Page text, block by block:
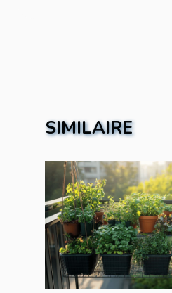
SIMILAIRE